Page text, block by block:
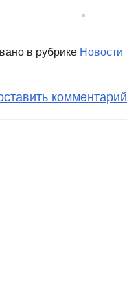
в рубрике Новости
комментарий